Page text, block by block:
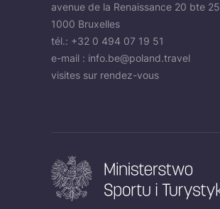
avenue de la Renaissance 20 bte 25
1000 Bruxelles
tél.: +32 0 494 07 19 51
e-mail : info.be@poland.travel
visites sur rendez-vous